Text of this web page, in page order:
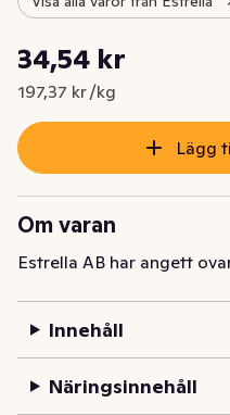
Nuvarande pris är: 34,54 kr
34,54 kr
197,37 kr /kg
Styckpris: 197,37 kr /kg
Lägg
Om varan
Estrella AB har angett
Innehåll
Näringsinnehåll